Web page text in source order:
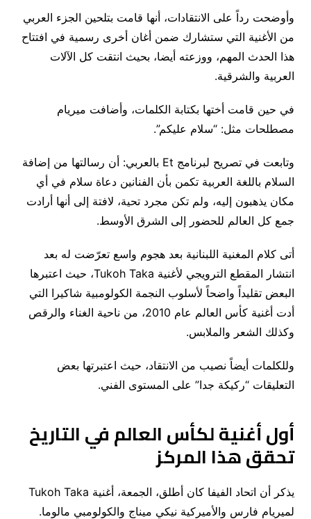
وأوضحت رداً على الانتقادات، أنها قامت بتلحين الجزء العربي
من الأغنية التي ستشارك ضمن أغان أخرى رسمية في افتتاح
هذا الحدث المهم، ووزعته أيضا، بحيث انتقت كل الآلات
العربية والشرقية.
في حين قامت أختها بكتابة الكلمات، وأضافت ميريام
مصطلحات مثل: “سلام عليكم”.
وتابعت في تصريح لبرنامج Et بالعربي: أن رسالتها من إضافة
السلام باللغة العربية تكمن بأن الفنانين دعاة سلام في أي
مكان يذهبون إليه، ولم تكن مجرد تحية، لافتة إلى أنها أرادت
جمع كل العالم للحضور إلى الشرق الأوسط.
أتى كلام المغنية اللبنانية بعد هجوم واسع تعرّضت له بعد
انتشار المقطع الترويجي لأغنية Tukoh Taka، حيث اعتبرها
البعض تقليداً واضحاً لأسلوب النجمة الكولومبية شاكيرا التي
أدت أغنية كأس العالم عام 2010، من ناحية الغناء والرقص
وكذلك الشعر والملابس.
وللكلمات أيضاً نصيب من الانتقاد، حيث اعتبرتها بعض
التعليقات “ركيكة جدا” على المستوى الفني.
أول أغنية لكأس العالم في التاريخ
تحقق هذا المركز
يذكر أن اتحاد الفيفا كان أطلق، الجمعة، أغنية Tukoh Taka
لميريام فارس والأميركية نيكي ميناج والكولومبي مالوما.